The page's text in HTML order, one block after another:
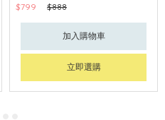
$799
$888
加入購物車
立即選購